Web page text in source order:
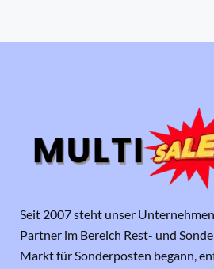
Seit 2007 steht unser
Partner im Bereich Rest- und
Markt für Sonderposten begann,